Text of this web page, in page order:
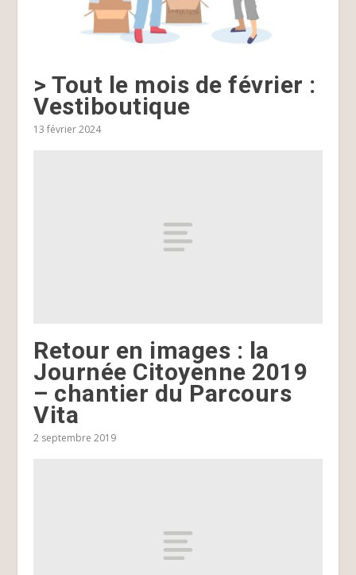
> Tout le mois de février :
Vestiboutique
13 février 2024
Retour en images : la
Journée Citoyenne 2019
– chantier du Parcours
Vita
2 septembre 2019